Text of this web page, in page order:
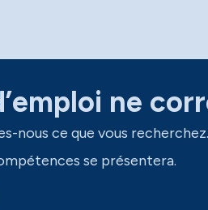
ne
nous ce que vous
se présentera.